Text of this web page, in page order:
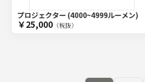
プロジェクター (4000~4999ルーメン)
￥25,000（税抜）